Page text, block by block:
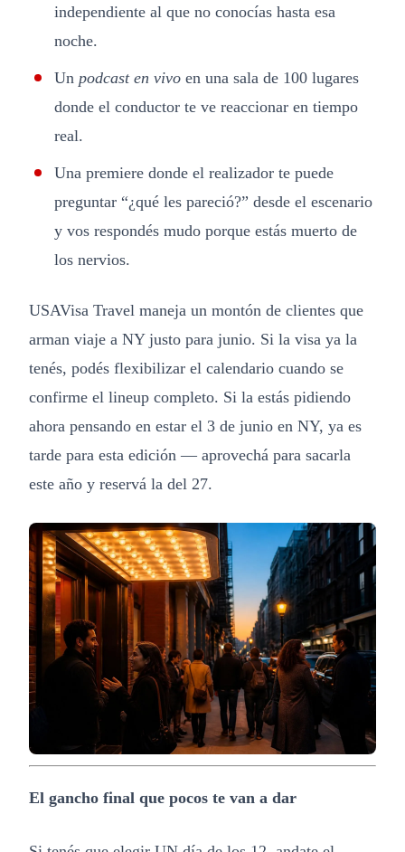
independiente al que no conocías hasta esa
noche.
Un podcast en vivo en una sala de 100 lugares
donde el conductor te ve reaccionar en tiempo
real.
Una premiere donde el realizador te puede
preguntar “¿qué les pareció?” desde el escenario
y vos respondés mudo porque estás muerto de
los nervios.
USAVisa Travel maneja un montón de clientes que
arman viaje a NY justo para junio. Si la visa ya la
tenés, podés flexibilizar el calendario cuando se
confirme el lineup completo. Si la estás pidiendo
ahora pensando en estar el 3 de junio en NY, ya es
tarde para esta edición — aprovechá para sacarla
este año y reservá la del 27.
El gancho final que pocos te van a dar